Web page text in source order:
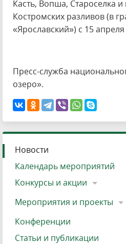
Касть, Вопша, Староселка и
Костромских разливов (в
«Ярославский») с 15
Пресс-служба
озеро».
Новости
Календарь мероприятий
Конкурсы и акции
Мероприятия и проекты
Конференции
Статьи и публикации